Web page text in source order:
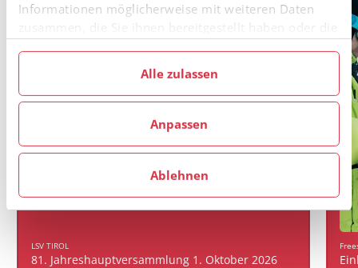
Informationen möglicherweise mit weiteren Daten
Alle zulassen
Anpassen
Ablehnen
LSV TIROL
81. Jahreshauptversammlung 1. Oktober 2026